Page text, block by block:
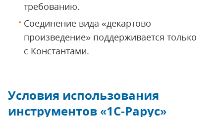
требованию.
Соединение вида «декартово
произведение» поддерживается только
с Константами.
Условия использования
инструментов «1С‑Рарус»